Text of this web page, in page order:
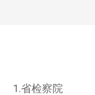
1.省检察院